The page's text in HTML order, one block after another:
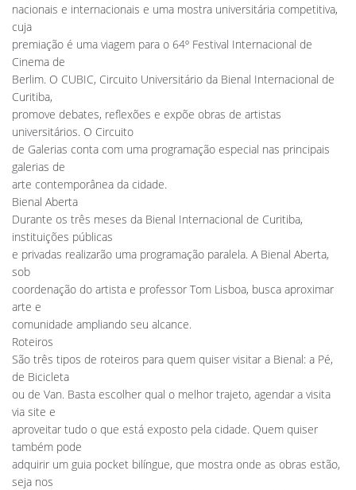
nacionais e internacionais e uma mostra universitária competitiva,
cuja
premiação é uma viagem para o 64º Festival Internacional de
Cinema de
Berlim. O CUBIC, Circuito Universitário da Bienal Internacional de
Curitiba,
promove debates, reflexões e expõe obras de artistas
universitários. O Circuito
de Galerias conta com uma programação especial nas principais
galerias de
arte contemporânea da cidade.
Bienal Aberta
Durante os três meses da Bienal Internacional de Curitiba,
instituições públicas
e privadas realizarão uma programação paralela. A Bienal Aberta,
sob
coordenação do artista e professor Tom Lisboa, busca aproximar
arte e
comunidade ampliando seu alcance.
Roteiros
São três tipos de roteiros para quem quiser visitar a Bienal: a Pé,
de Bicicleta
ou de Van. Basta escolher qual o melhor trajeto, agendar a visita
via site e
aproveitar tudo o que está exposto pela cidade. Quem quiser
também pode
adquirir um guia pocket bilíngue, que mostra onde as obras estão,
seja nos